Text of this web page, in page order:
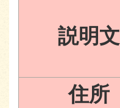
説明文
住所